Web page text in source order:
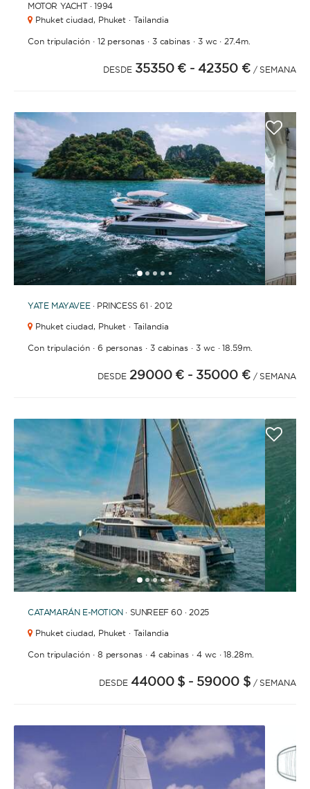
MOTOR YACHT · 1994
Phuket ciudad, Phuket · Tailandia
Con tripulación· 12 personas· 3 cabinas · 3 wc· 27.4m.
DESDE 35350 € - 42350 € / SEMANA
12345 67 8 910
YATE MAYAVEE· PRINCESS 61 · 2012
Phuket ciudad, Phuket · Tailandia
Con tripulación· 6 personas· 3 cabinas · 3 wc·18.59m.
DESDE 29000 € - 35000 € / SEMANA
12345 67891011121314
CATAMARÁN E-MOTION· SUNREEF 60 · 2025
Phuket ciudad, Phuket · Tailandia
Con tripulación· 8 personas· 4 cabinas · 4 wc·18.28m.
DESDE 44000 $ - 59000 $ / SEMANA